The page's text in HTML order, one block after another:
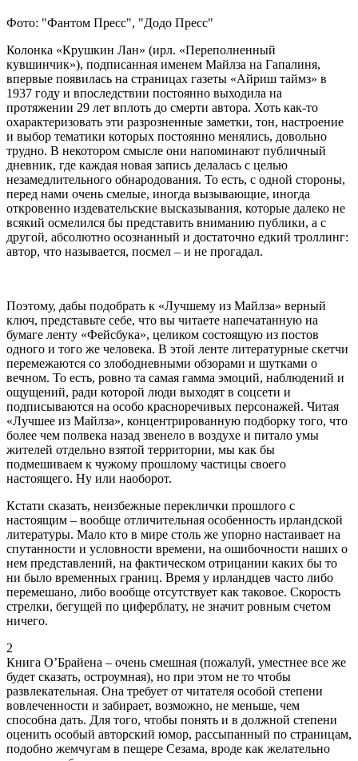
Фото: "Фантом Пресс", "Додо Пресс"
Колонка «Крушкин Лан» (ирл. «Переполненный
кувшинчик»), подписанная именем Майлза на Гапалиня,
впервые появилась на страницах газеты «Айриш таймз» в
1937 году и впоследствии постоянно выходила на
протяжении 29 лет вплоть до смерти автора. Хоть как-то
охарактеризовать эти разрозненные заметки, тон, настроение
и выбор тематики которых постоянно менялись, довольно
трудно. В некотором смысле они напоминают публичный
дневник, где каждая новая запись делалась с целью
незамедлительного обнародования. То есть, с одной стороны,
перед нами очень смелые, иногда вызывающие, иногда
откровенно издевательские высказывания, которые далеко не
всякий осмелился бы представить вниманию публики, а с
другой, абсолютно осознанный и достаточно едкий троллинг:
автор, что называется, посмел – и не прогадал.
Поэтому, дабы подобрать к «Лучшему из Майлза» верный
ключ, представьте себе, что вы читаете напечатанную на
бумаге ленту «Фейсбука», целиком состоящую из постов
одного и того же человека. В этой ленте литературные скетчи
перемежаются со злободневными обзорами и шутками о
вечном. То есть, ровно та самая гамма эмоций, наблюдений и
ощущений, ради которой люди выходят в соцсети и
подписываются на особо красноречивых персонажей. Читая
«Лучшее из Майлза», концентрированную подборку того, что
более чем полвека назад звенело в воздухе и питало умы
жителей отдельно взятой территории, мы как бы
подмешиваем к чужому прошлому частицы своего
настоящего. Ну или наоборот.
Кстати сказать, неизбежные переклички прошлого с
настоящим – вообще отличительная особенность ирландской
литературы. Мало кто в мире столь же упорно настаивает на
спутанности и условности времени, на ошибочности наших о
нем представлений, на фактическом отрицании каких бы то
ни было временных границ. Время у ирландцев часто либо
перемешано, либо вообще отсутствует как таковое. Скорость
стрелки, бегущей по циферблату, не значит ровным счетом
ничего.
2
Книга О’Брайена – очень смешная (пожалуй, уместнее все же
будет сказать, остроумная), но при этом не то чтобы
развлекательная. Она требует от читателя особой степени
вовлеченности и забирает, возможно, не меньше, чем
способна дать. Для того, чтобы понять и в должной степени
оценить особый авторский юмор, рассыпанный по страницам,
подобно жемчугам в пещере Сезама, вроде как желательно